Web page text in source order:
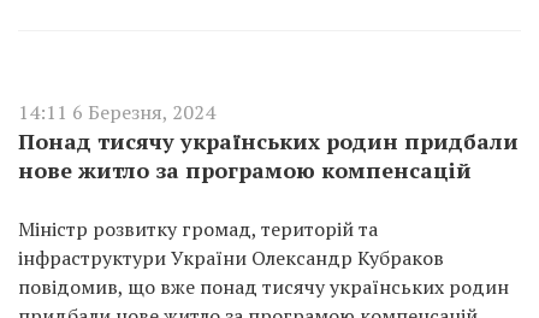
14:11 6 Березня, 2024
Понад тисячу українських родин придбали
нове житло за програмою компенсацій
Міністр розвитку громад, територій та
інфраструктури України Олександр Кубраков
повідомив, що вже понад тисячу українських родин